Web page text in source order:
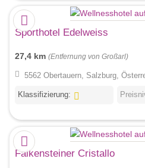
Sporthotel Edelweiss
27,4 km (Entfernung von Großarl)
5562 Obertauern, Salzburg,
Klassifizierung:
Falkensteiner Cristallo